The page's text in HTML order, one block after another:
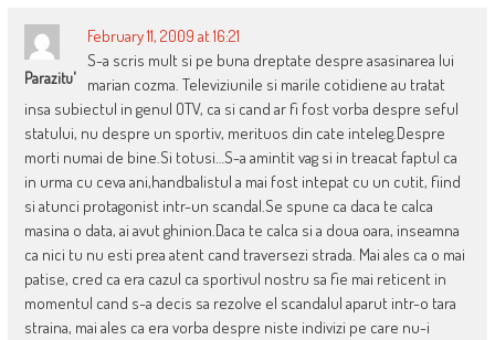
Parazitu'
February 11, 2009 at 16:21
S-a scris mult si pe buna dreptate despre asasinarea lui
marian cozma. Televiziunile si marile cotidiene au tratat
insa subiectul in genul OTV, ca si cand ar fi fost vorba despre seful
statului, nu despre un sportiv, merituos din cate inteleg.Despre
morti numai de bine.Si totusi…S-a amintit vag si in treacat faptul ca
in urma cu ceva ani,handbalistul a mai fost intepat cu un cutit, fiind
si atunci protagonist intr-un scandal.Se spune ca daca te calca
masina o data, ai avut ghinion.Daca te calca si a doua oara, inseamna
ca nici tu nu esti prea atent cand traversezi strada. Mai ales ca o mai
patise, cred ca era cazul ca sportivul nostru sa fie mai reticent in
momentul cand s-a decis sa rezolve el scandalul aparut intr-o tara
straina, mai ales ca era vorba despre niste indivizi pe care nu-i